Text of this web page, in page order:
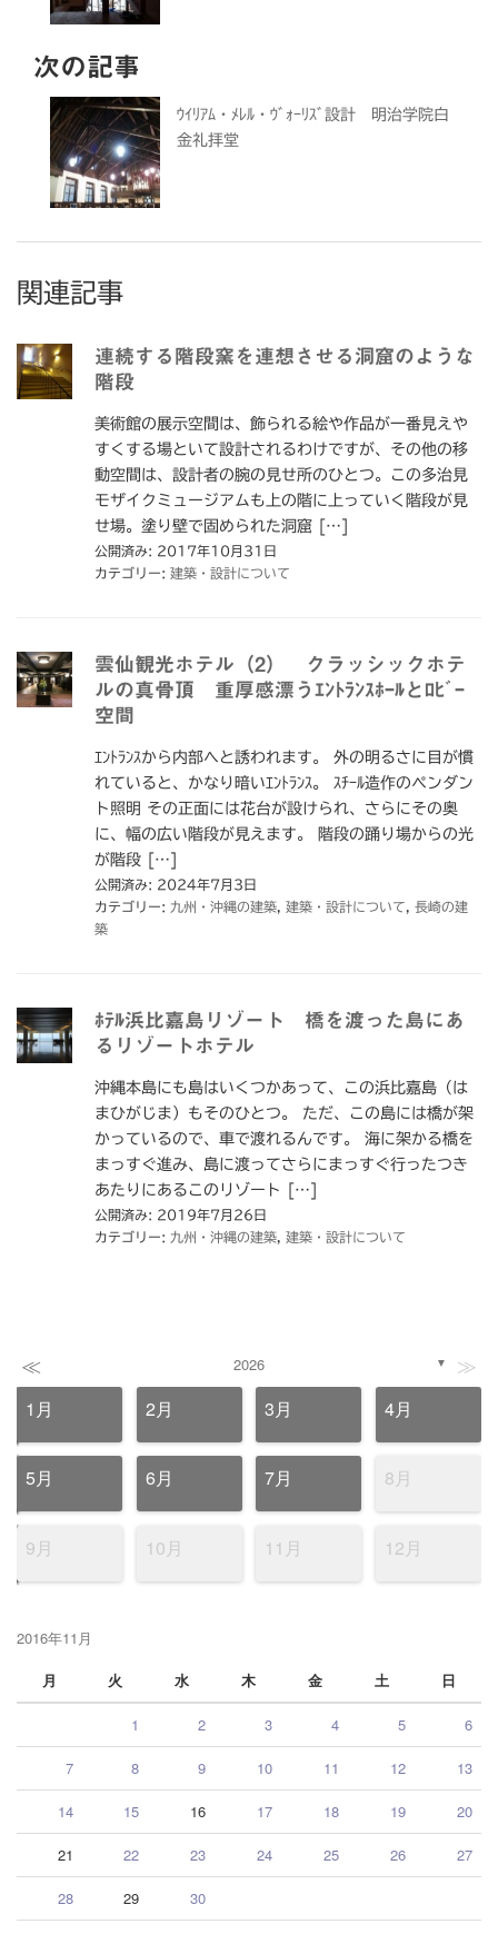
次の記事
ｳｲﾘｱﾑ・ﾒﾚﾙ・ｳﾞｫｰﾘｽﾞ設計 明治学院白
金礼拝堂
関連記事
連続する階段窯を連想させる洞窟のような
階段
美術館の展示空間は、飾られる絵や作品が一番見えや
すくする場といて設計されるわけですが、その他の移
動空間は、設計者の腕の見せ所のひとつ。この多治見
モザイクミュージアムも上の階に上っていく階段が見
せ場。塗り壁で固められた洞窟 […]
公開済み: 2017年10月31日
カテゴリー: 建築・設計について
雲仙観光ホテル（2） クラッシックホテ
ルの真骨頂 重厚感漂うｴﾝﾄﾗﾝｽﾎｰﾙとﾛﾋﾞｰ
空間
ｴﾝﾄﾗﾝｽから内部へと誘われます。 外の明るさに目が慣
れていると、かなり暗いｴﾝﾄﾗﾝｽ。 ｽﾁｰﾙ造作のペンダン
ト照明 その正面には花台が設けられ、さらにその奥
に、幅の広い階段が見えます。 階段の踊り場からの光
が階段 […]
公開済み: 2024年7月3日
カテゴリー: 九州・沖縄の建築 建築・設計について
長崎の建
築
ﾎﾃﾙ浜比嘉島リゾート 橋を渡った島にあ
るリゾートホテル
沖縄本島にも島はいくつかあって、この浜比嘉島（は
まひがじま）もそのひとつ。 ただ、この島には橋が架
かっているので、車で渡れるんです。 海に架かる橋を
まっすぐ進み、島に渡ってさらにまっすぐ行ったつき
あたりにあるこのリゾート […]
公開済み: 2019年7月26日
カテゴリー: 九州・沖縄の建築 建築・設計について
≪ 2026 ▼ ≫
1月 2月 3月 4月
5月 6月 7月 8月
9月 10月 11月 12月
2016年11月
月
火 水 木 金 土 日
1 2 3 4 5 6
7 8 9 10 11 12 13
14 15 16 17 18 19 20
21 22 23 24 25 26 27
28 29 30